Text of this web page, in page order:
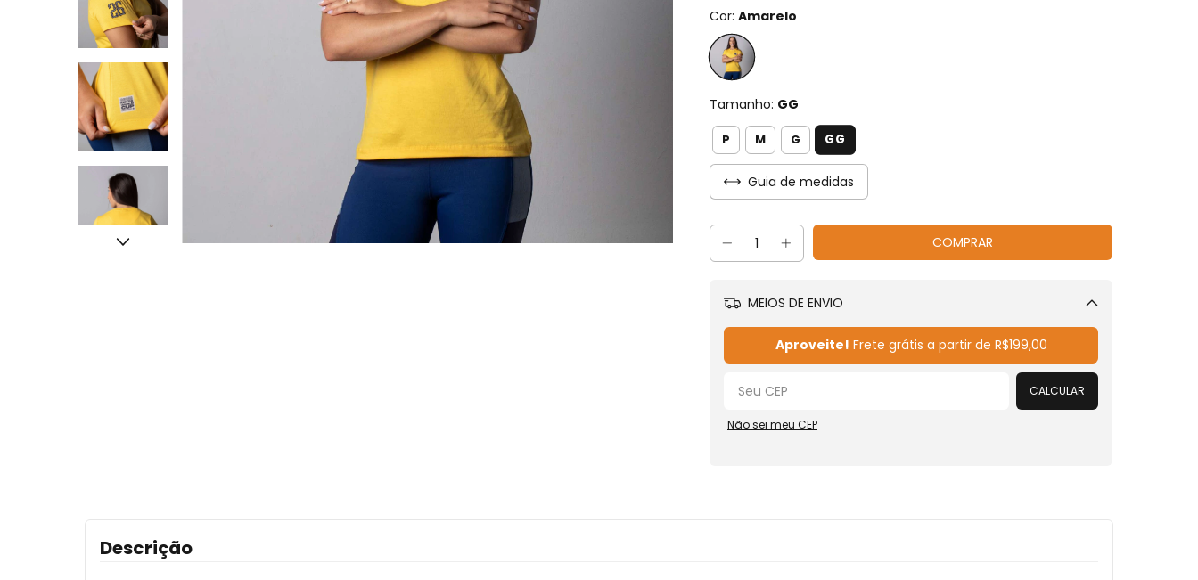
Cor: Amarelo
Tamanho: GG
P M G GG
Guia de medidas
MEIOS DE ENVIO
Aproveite! Frete grátis a partir de R$199,00
CALCULAR
Não sei meu CEP
Descrição